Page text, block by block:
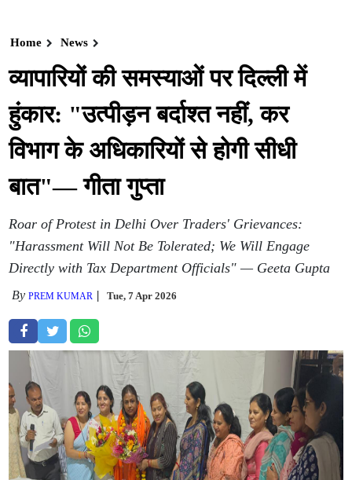
Home News
व्यापारियों की समस्याओं पर दिल्ली में
हुंकार: "उत्पीड़न बर्दाश्त नहीं, कर
विभाग के अधिकारियों से होगी सीधी
बात"— गीता गुप्ता
Roar of Protest in Delhi Over Traders' Grievances:
"Harassment Will Not Be Tolerated; We Will Engage
Directly with Tax Department Officials" — Geeta Gupta
ByPREM KUMAR Tue, 7 Apr 2026